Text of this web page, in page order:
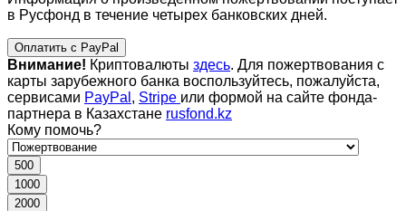
в Русфонд в течение четырех банковских дней.
Оплатить с PayPal
Внимание! Криптовалюты здесь. Для пожертвования с
карты зарубежного банка воспользуйтесь, пожалуйста,
сервисами PayPal , Stripe или формой на сайте фонда-
партнера в Казахстане rusfond.kz
Кому помочь?
500
1000
2000